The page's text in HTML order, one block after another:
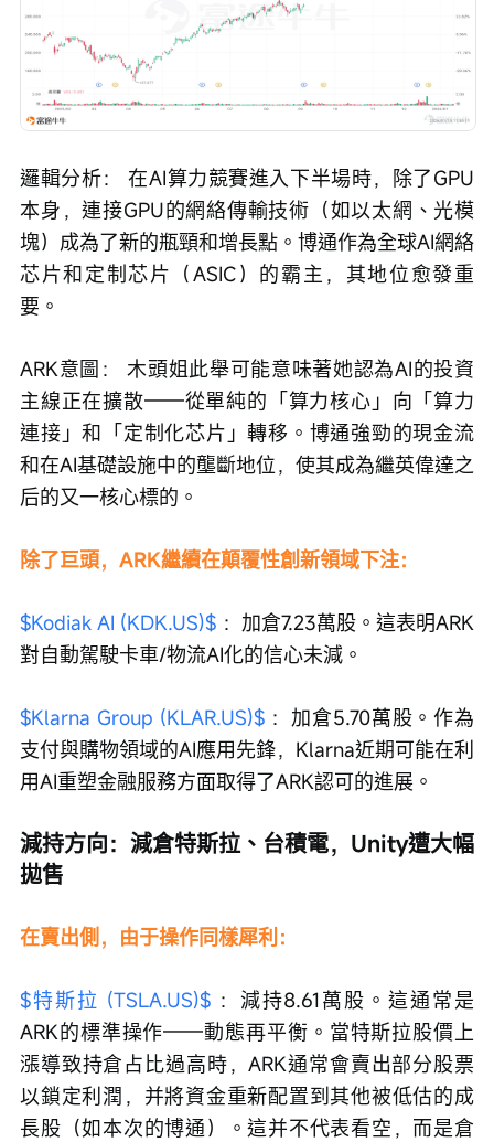
邏輯分析： 在AI算力競賽進入下半場時，除了GPU
本身，連接GPU的網絡傳輸技術（如以太網、光模
塊）成為了新的瓶頸和增長點。博通作為全球AI網絡
芯片和定制芯片（ASIC）的霸主，其地位愈發重
要。
ARK意圖： 木頭姐此舉可能意味著她認為AI的投資
主線正在擴散——從單純的「算力核心」向「算力
連接」和「定制化芯片」轉移。博通強勁的現金流
和在AI基礎設施中的壟斷地位，使其成為繼英偉達之
后的又一核心標的。
除了巨頭，ARK繼續在顛覆性創新領域下注：
$Kodiak AI (KDK.US)$ ：加倉7.23萬股。這表明ARK
對自動駕駛卡車/物流AI化的信心未減。
$Klarna Group (KLAR.US)$ ：加倉5.70萬股。作為
支付與購物領域的AI應用先鋒，Klarna近期可能在利
用AI重塑金融服務方面取得了ARK認可的進展。
減持方向：減倉特斯拉、台積電，Unity遭大幅
拋售
在賣出側，由于操作同樣犀利：
$特斯拉 (TSLA.US)$ ：減持8.61萬股。這通常是
ARK的標準操作——動態再平衡。當特斯拉股價上
漲導致持倉占比過高時，ARK通常會賣出部分股票
以鎖定利潤，并將資金重新配置到其他被低估的成
長股（如本次的博通）。這并不代表看空，而是倉